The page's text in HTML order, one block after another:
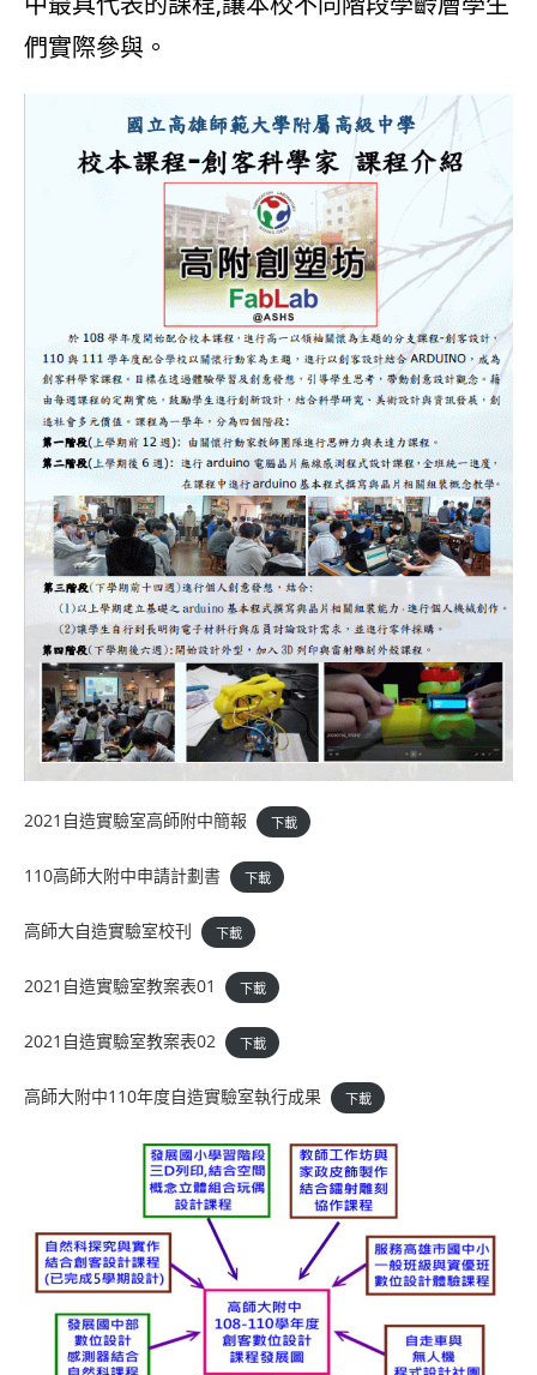
們實際參與。
2021自造實驗室高師附中簡報 下載
110高師大附中申請計劃書 下載
高師大自造實驗室校刊 下載
2021自造實驗室教案表01 下載
2021自造實驗室教案表02 下載
高師大附中110年度自造實驗室執行成果 下載